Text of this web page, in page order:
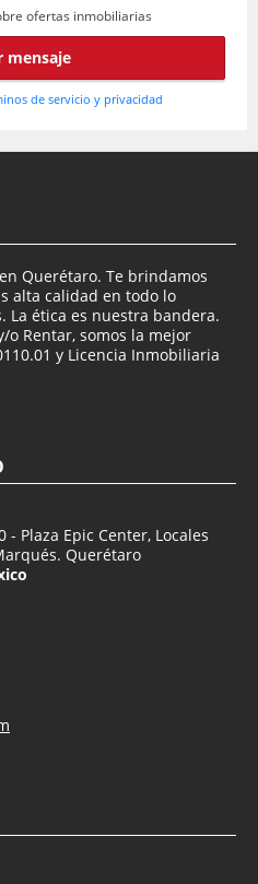
ofertas inmobiliarias
mensaje
de servicio y privacidad
Querétaro. Te brindamos
alta calidad en todo lo
La ética es nuestra bandera.
o Rentar, somos la mejor
y Licencia Inmobiliaria
- Plaza Epic Center, Locales
Querétaro